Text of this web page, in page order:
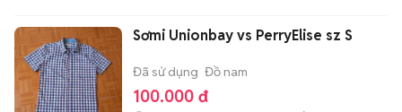
Sơmi Unionbay vs PerryElise sz S
Đã sử dụng Đồ nam
100.000 đ